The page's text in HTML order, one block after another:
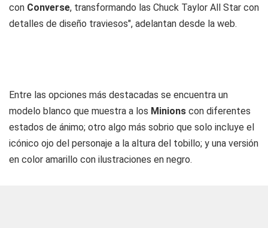
con Converse, transformando las Chuck Taylor All Star con
detalles de diseño traviesos", adelantan desde la web.
Entre las opciones más destacadas se encuentra un
modelo blanco que muestra a los Minions con diferentes
estados de ánimo; otro algo más sobrio que solo incluye el
icónico ojo del personaje a la altura del tobillo; y una versión
en color amarillo con ilustraciones en negro.